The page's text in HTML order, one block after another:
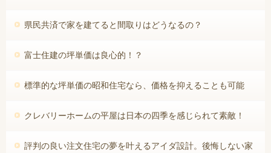
県民共済で家を建てると間取りはどうなるの？
富士住建の坪単価は良心的！？
標準的な坪単価の昭和住宅なら、価格を抑えることも可能
クレバリーホームの平屋は日本の四季を感じられて素敵！
評判の良い注文住宅の夢を叶えるアイダ設計。後悔しない家